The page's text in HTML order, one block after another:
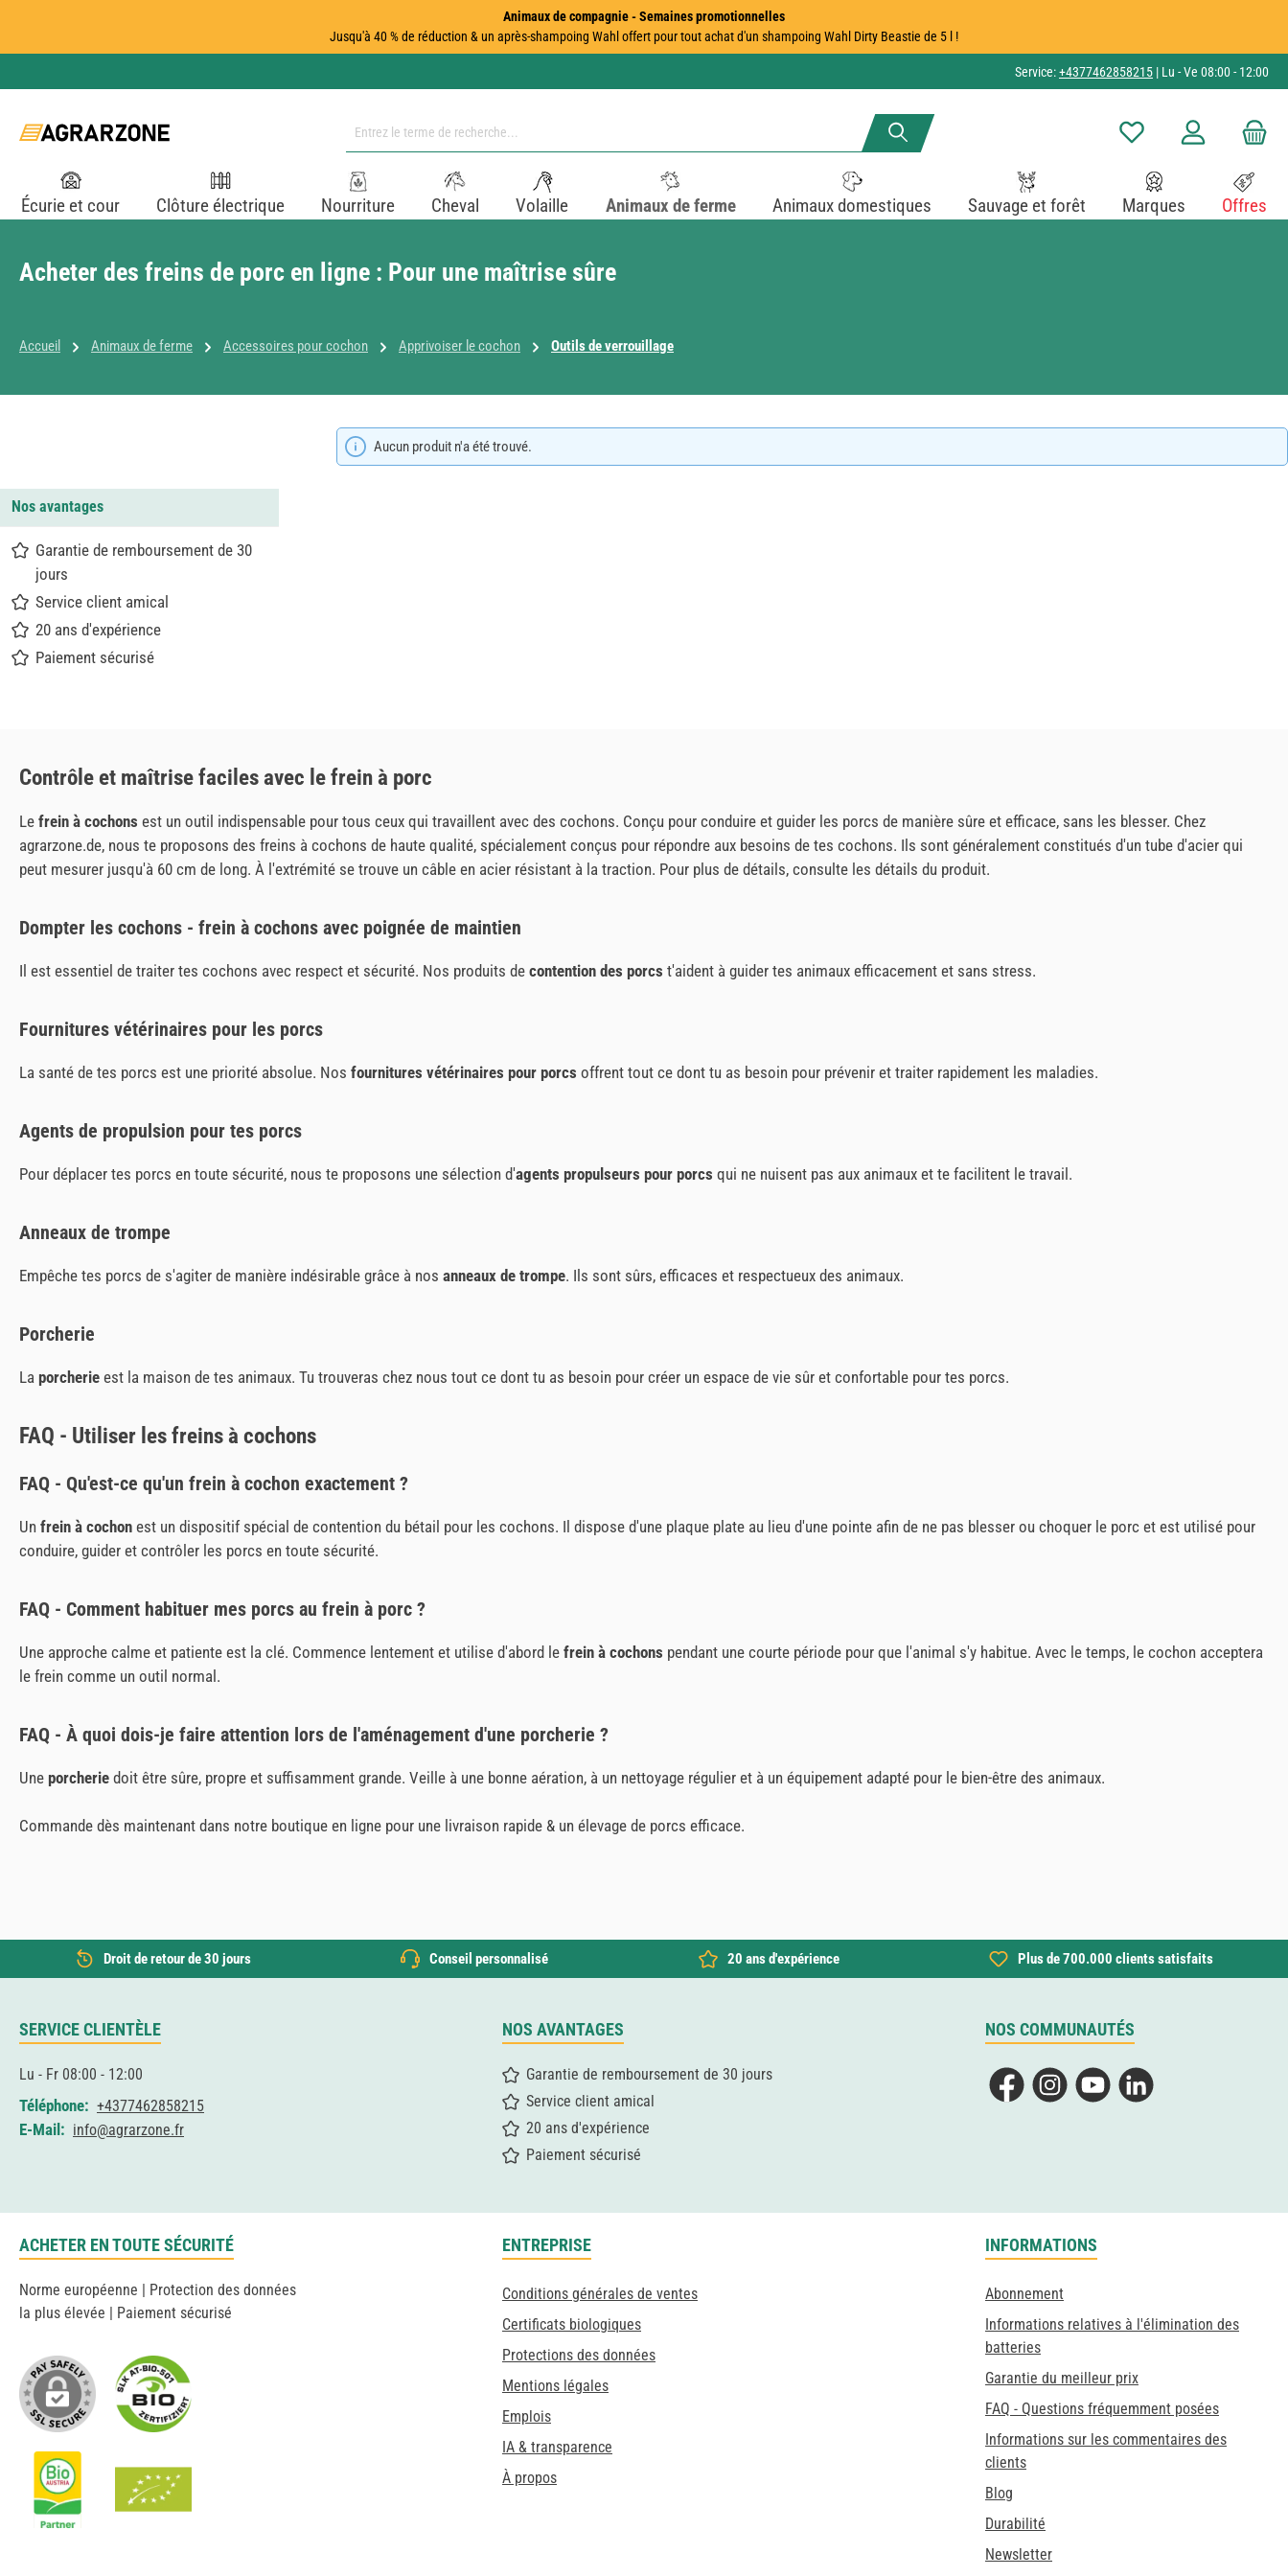
Animaux de compagnie - Semaines promotionnelles
Jusqu'à 40 % de réduction & un après-shampoing Wahl offert pour tout achat d'un shampoing Wahl Dirty Beastie de 5 l !
Service:+4377462858215 | Lu - Ve 08:00 - 12:00
Vous avez 0 articles dans
Écurie et cour Clôture électrique Nourriture Cheval Volaille Animaux de ferme Animaux domestiques Sauvage et forêt Marques Offres
Acheter des freins de porc en ligne : Pour une maîtrise sûre
Accueil Animaux de ferme Accessoires pour cochon Apprivoiser le cochon Outils de verrouillage
Nos avantages
Garantie de remboursement de 30
jours
Service client amical
20 ans d'expérience
Paiement sécurisé
Aucun produit n'a été trouvé.
Contrôle et maîtrise faciles avec lefrein à porc
Le frein à cochons est un outil indispensable pour tous ceux qui travaillent avec des cochons. Conçu pour conduire et guider les porcs de manière sûre et efficace, sans les blesser. Chez
agrarzone.de, nous te proposons des freins à cochons de haute qualité, spécialement conçus pour répondre aux besoins de tes cochons. Ils sont généralement constitués d'un tube d'acier qui
peut mesurer jusqu'à 60 cm de long. À l'extrémité se trouve un câble en acier résistant à la traction. Pour plus de détails, consulte les détails du produit.
Dompter les cochons - frein à cochons avec poignée de maintien
Il est essentiel de traiter tes cochons avec respect et sécurité. Nos produits de contention des porcs t'aident à guider tes animaux efficacement et sans stress.
Fournitures vétérinaires pour les porcs
La santé de tes porcs est une priorité absolue. Nos fournitures vétérinaires pour porcs offrent tout ce dont tu as besoin pour prévenir et traiter rapidement les maladies.
Agents de propulsion pour tes porcs
Pour déplacer tes porcs en toute sécurité, nous te proposons une sélection d'agents propulseurs pour porcs qui ne nuisent pas aux animaux et te facilitent le travail.
Anneaux de trompe
Empêche tes porcs de s'agiter de manière indésirable grâce à nos anneaux de trompe. Ils sont sûrs, efficaces et respectueux des animaux.
Porcherie
La porcherie est la maison de tes animaux. Tu trouveras chez nous tout ce dont tu as besoin pour créer un espace de vie sûr et confortable pour tes porcs.
FAQ - Utiliser les freins à cochons
FAQ - Qu'est-ce qu'un frein à cochon exactement ?
Un frein à cochon est un dispositif spécial de contention du bétail pour les cochons. Il dispose d'une plaque plate au lieu d'une pointe afin de ne pas blesser ou choquer le porc et est utilisé pour
conduire, guider et contrôler les porcs en toute sécurité.
FAQ - Comment habituer mes porcs au frein à porc ?
Une approche calme et patiente est la clé. Commence lentement et utilise d'abord le frein à cochons pendant une courte période pour que l'animal s'y habitue. Avec le temps, le cochon acceptera
le frein comme un outil normal.
FAQ - À quoi dois-je faire attention lors de l'aménagement d'une porcherie ?
Une porcherie doit être sûre, propre et suffisamment grande. Veille à une bonne aération, à un nettoyage régulier et à un équipement adapté pour le bien-être des animaux.
Commande dès maintenant dans notre boutique en ligne pour une livraison rapide & un élevage de porcs efficace.
Droit de retour de 30 jours Conseil personnalisé 20 ans d'expérience Plus de 700.000 clients satisfaits
SERVICE CLIENTÈLE
Lu - Fr 08:00 - 12:00
Téléphone: +4377462858215
E-Mail: info@agrarzone.fr
NOS AVANTAGES
Garantie de remboursement de 30 jours
Service client amical
20 ans d'expérience
Paiement sécurisé
NOS COMMUNAUTÉS
FacebookInstagramYouTubeLinkedIn
ACHETER EN TOUTE SÉCURITÉ
Norme européenne | Protection des données
la plus élevée | Paiement sécurisé
ENTREPRISE
Conditions générales de ventes
Certificats biologiques
Protections des données
Mentions légales
Emplois
IA & transparence
À propos
INFORMATIONS
Abonnement
Informations relatives à l'élimination des
batteries
Garantie du meilleur prix
FAQ - Questions fréquemment posées
Informations sur les commentaires des
clients
Blog
Durabilité
Newsletter